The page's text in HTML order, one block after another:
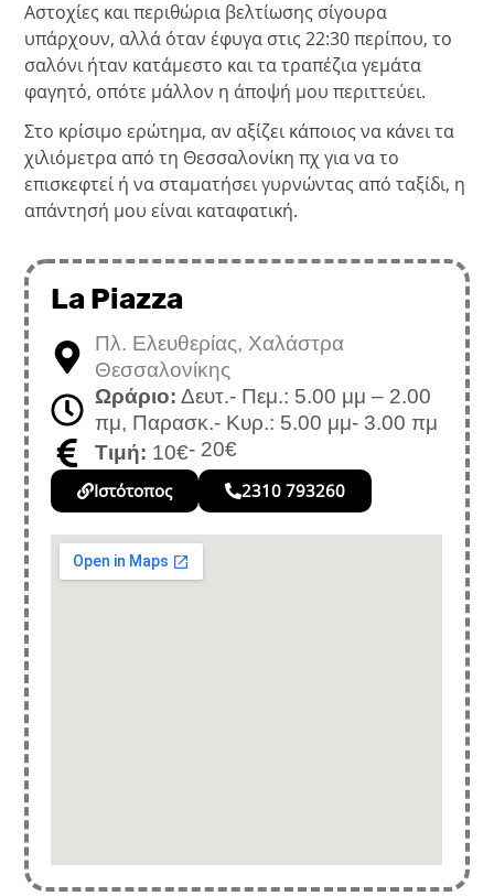
Αστοχίες και περιθώρια βελτίωσης σίγουρα
υπάρχουν, αλλά όταν έφυγα στις 22:30 περίπου, το
σαλόνι ήταν κατάμεστο και τα τραπέζια γεμάτα
φαγητό, οπότε μάλλον η άποψή μου περιττεύει.
Στο κρίσιμο ερώτημα, αν αξίζει κάποιος να κάνει τα
χιλιόμετρα από τη Θεσσαλονίκη πχ για να το
επισκεφτεί ή να σταματήσει γυρνώντας από ταξίδι, η
απάντησή μου είναι καταφατική.
La Piazza
Πλ. Ελευθερίας, Χαλάστρα
Θεσσαλονίκης
Ωράριο: Δευτ.- Πεμ.: 5.00 μμ – 2.00
πμ, Παρασκ.- Κυρ.: 5.00 μμ- 3.00 πμ
Τιμή: 10€- 20€
Ιστότοπος 2310 793260